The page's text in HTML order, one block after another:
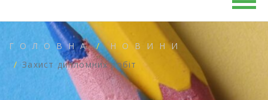
ГОЛОВНА
НОВИНИ
Захист дипломних робіт